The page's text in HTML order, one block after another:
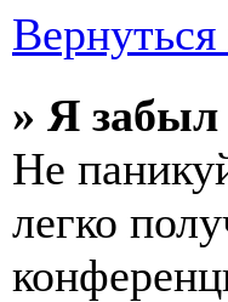
» Я забыл
Не
легко